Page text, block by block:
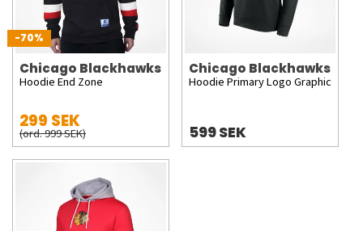
-70%
Chicago Blackhawks
Hoodie End Zone
299 SEK
(ord. 999 SEK)
Chicago Blackhawks
Hoodie Primary Logo Graphic
599 SEK